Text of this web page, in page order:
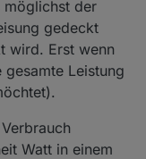
möglichst der
gedeckt
wird. Erst wenn
Leistung
Watt in einem